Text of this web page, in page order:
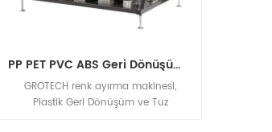
PP PET PVC ABS Geri Dönüşüm Endüstrileri Için RGB Renk Ayırıcı Makinesi
GROTECH renk ayırma makinesi,
Plastik Geri Dönüşüm ve Tuz